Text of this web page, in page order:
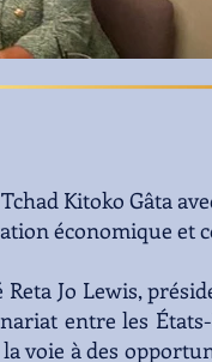
Kitoko Gâta
économique et
Jo Lewis,
entre les
voie à des